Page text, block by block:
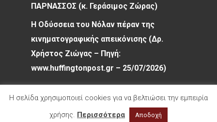
ΠΑΡΝΑΣΣΟΣ (κ. Γεράσιμος Ζώρας)
Η Οδύσσεια του Νόλαν πέραν της
κινηματογραφικής απεικόνισης (Δρ.
Χρήστος Ζιώγας – Πηγή:
www.huffingtonpost.gr – 25/07/2026)
Η σελίδα χρησιμοποιεί cookies για να βελτιώσει την εμπειρία
χρήσης. Περισσότερα Αποδοχή